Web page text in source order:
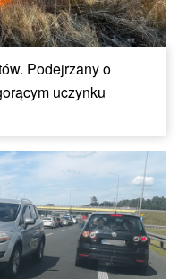
Podejrzany o
uczynku